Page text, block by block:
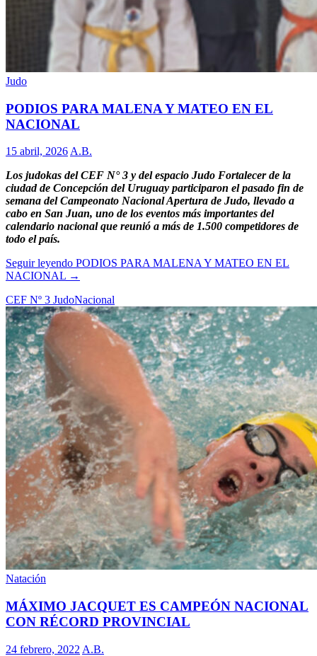
Judo
PODIOS PARA MALENA Y MATEO EN EL
NACIONAL
15 abril, 2026 A.B.
Los judokas del CEF N° 3 y del espacio Judo Fortalecer de la
ciudad de Concepción del Uruguay participaron el pasado fin de
semana del Campeonato Nacional Apertura de Judo, llevado a
cabo en San Juan, uno de los eventos más importantes del
calendario nacional que reunió a más de 1.500 competidores de
todo el país.
Seguir leyendo PODIOS PARA MALENA Y MATEO EN EL
NACIONAL →
CEF Nº 3 JudoNacional
Natación
MÁXIMO JACQUET ES CAMPEÓN NACIONAL
CON RÉCORD PROVINCIAL
24 febrero, 2022 A.B.